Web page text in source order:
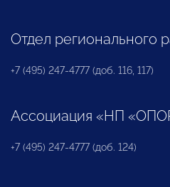
Отдел регионального
+7 (495) 247-4777 (доб. 116, 117)
Ассоциация «НП
+7 (495) 247-4777 (доб. 124)